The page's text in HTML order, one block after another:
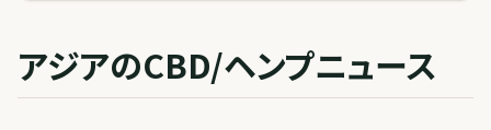
アジアのCBD/ヘンプニュース